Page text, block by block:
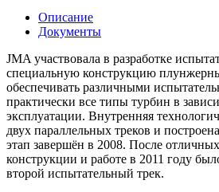
Описание
Документы
JMA участвовала в разработке
специальную конструкцию
обеспечивать различными
практически все типы турбин в
эксплуатации. Внутренняя
двух параллельных треков и
этап завершён в 2008. После
конструкции и работе в 2011 году
второй испытательный трек.